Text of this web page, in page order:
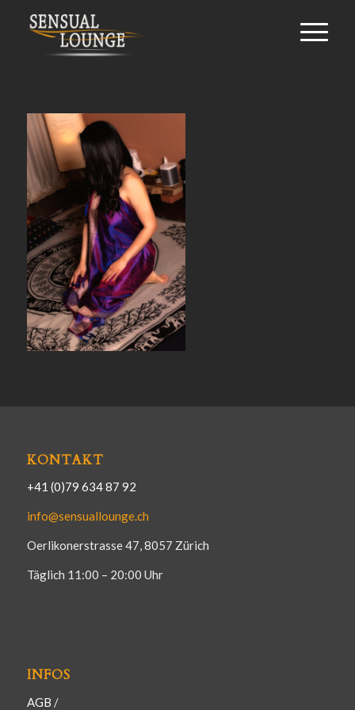
KONTAKT
+41 (0)79 634 87 92
info@sensuallounge.ch
Oerlikonerstrasse 47, 8057 Zürich
Täglich 11:00 – 20:00 Uhr
INFOS
AGB /